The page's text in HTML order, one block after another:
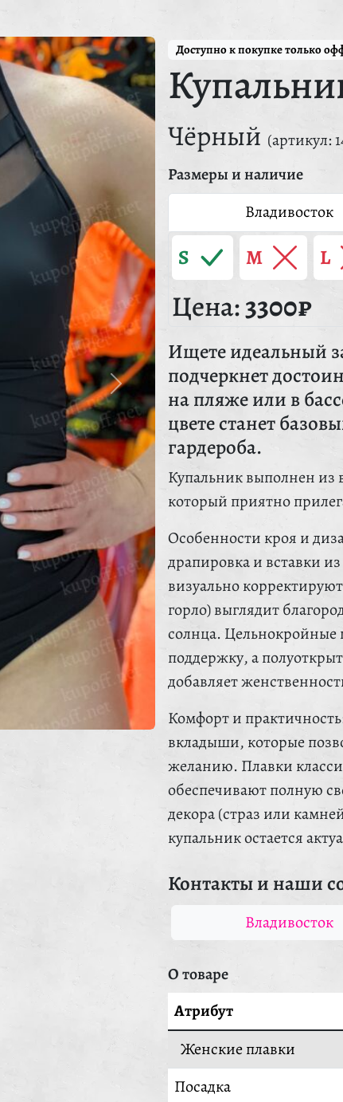
Доступно к покупке только
Чёрный (артикул:
Размеры и наличие
Владивосток
S M L
Цена:3300₽
Ищете идеальный
подчеркнет
на пляже или в
цвете станет
гардероба.
Купальник выполнен из
который приятно
Особенности кроя и
драпировка и вставки
визуально
горло) выглядит
солнца.
поддержку, а
добавляет
Комфорт и
вкладыши, которые
желанию. Плавки
обеспечивают полную
декора (страз или
купальник остается
Контакты и наши
Владивосток
О товаре
Атрибут
Женские плавки
Посадка